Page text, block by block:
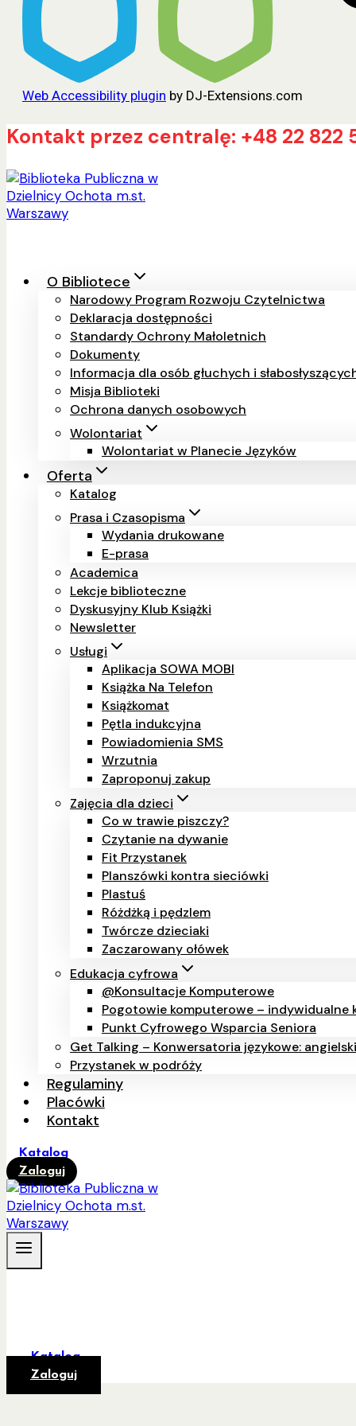
Web Accessibility plugin by DJ-Extensions.com
Przejdź
treści
Kontakt przez centralę: +48 22 822
O Bibliotece
Narodowy Program Rozwoju Czytelnictwa
Deklaracja dostępności
Standardy Ochrony Małoletnich
Dokumenty
Informacja dla osób głuchych i
Misja Biblioteki
Ochrona danych osobowych
Wolontariat
Wolontariat w Planecie Języków
Oferta
Katalog
Prasa i Czasopisma
Wydania drukowane
E-prasa
Academica
Lekcje biblioteczne
Dyskusyjny Klub Książki
Newsletter
Usługi
Aplikacja SOWA MOBI
Książka Na Telefon
Książkomat
Pętla indukcyjna
Powiadomienia SMS
Wrzutnia
Zaproponuj zakup
Zajęcia dla dzieci
Co w trawie piszczy?
Czytanie na dywanie
Fit Przystanek
Planszówki kontra sieciówki
Plastuś
Różdżką i pędzlem
Twórcze dzieciaki
Zaczarowany ołówek
Edukacja cyfrowa
@Konsultacje Komputerowe
Pogotowie komputerowe – indywidualne
Punkt Cyfrowego Wsparcia Seniora
Get Talking – Konwersatoria językowe: angielski
Przystanek w podróży
Regulaminy
Placówki
Kontakt
Katalog
Zaloguj
Katalog
Zaloguj